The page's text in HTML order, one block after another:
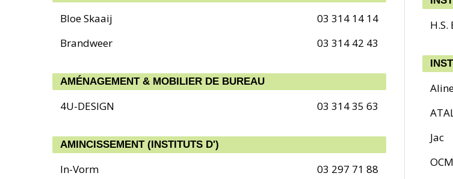
Bloe Skaaij
03 314 14 14
Brandweer
03 314 42 43
AMÉNAGEMENT & MOBILIER DE BUREAU
4U-DESIGN 03 314 35 63
AMINCISSEMENT (INSTITUTS D')
In-Vorm
03 297 71 88
H.S.
Jac